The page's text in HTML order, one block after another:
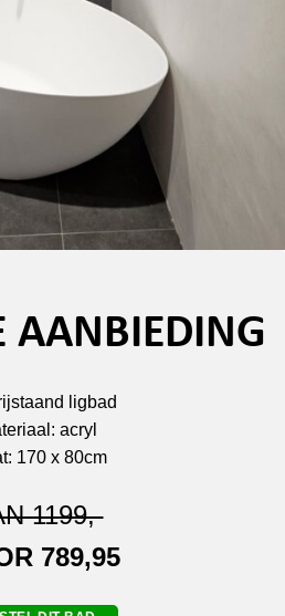
AANBIEDING
ligbad
acryl
170 x 80cm
1199,-
789,95